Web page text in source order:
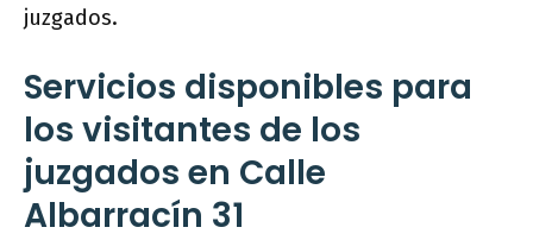
juzgados.
Servicios disponibles para
los visitantes de los
juzgados en Calle
Albarracín 31